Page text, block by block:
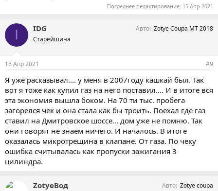
Последнее редактирование: 15 Апр 2021
I IDG
Старейшина
Авто Zotye Coupa MT 2018
16 Апр 2021 #9
Я уже расказывал.... у меня в 2007году кашкай был. Так
вот я тоже как купил газ на него поставил.... И в итоге вся
эта экономия вышла боком. На 70 ти тыс. пробега
загорелся чек и она стала как бы троить. Поехал где газ
ставил на Дмитровское шоссе... дом уже не помню. Так
они говорят не знаем ничего. И началось. В итоге
оказалась микротрещина в клапане. От газа. По чеку
ошибка считывалась как пропуски зажигания 3
цилиндра.
ZotyeВод Авто Zotye coupa